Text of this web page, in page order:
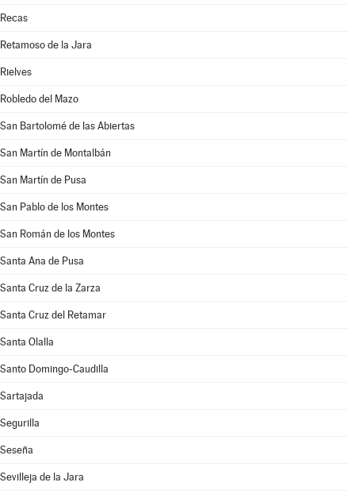
Recas
Retamoso de la Jara
Rielves
Robledo del Mazo
San Bartolomé de las Abiertas
San Martín de Montalbán
San Martín de Pusa
San Pablo de los Montes
San Román de los Montes
Santa Ana de Pusa
Santa Cruz de la Zarza
Santa Cruz del Retamar
Santa Olalla
Santo Domingo-Caudilla
Sartajada
Segurilla
Seseña
Sevilleja de la Jara